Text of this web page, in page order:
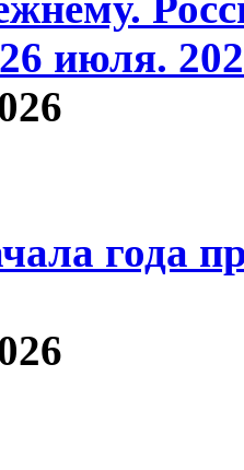
июля.
года